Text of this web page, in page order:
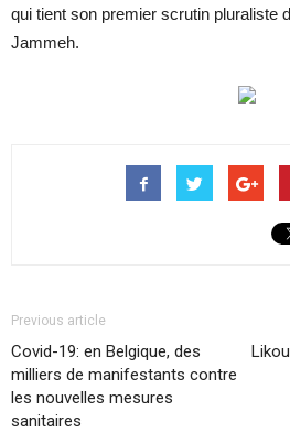
qui tient son premier scrutin pluraliste
Jammeh.
Previous article
Covid-19: en Belgique, des
milliers de manifestants contre
les nouvelles mesures
sanitaires